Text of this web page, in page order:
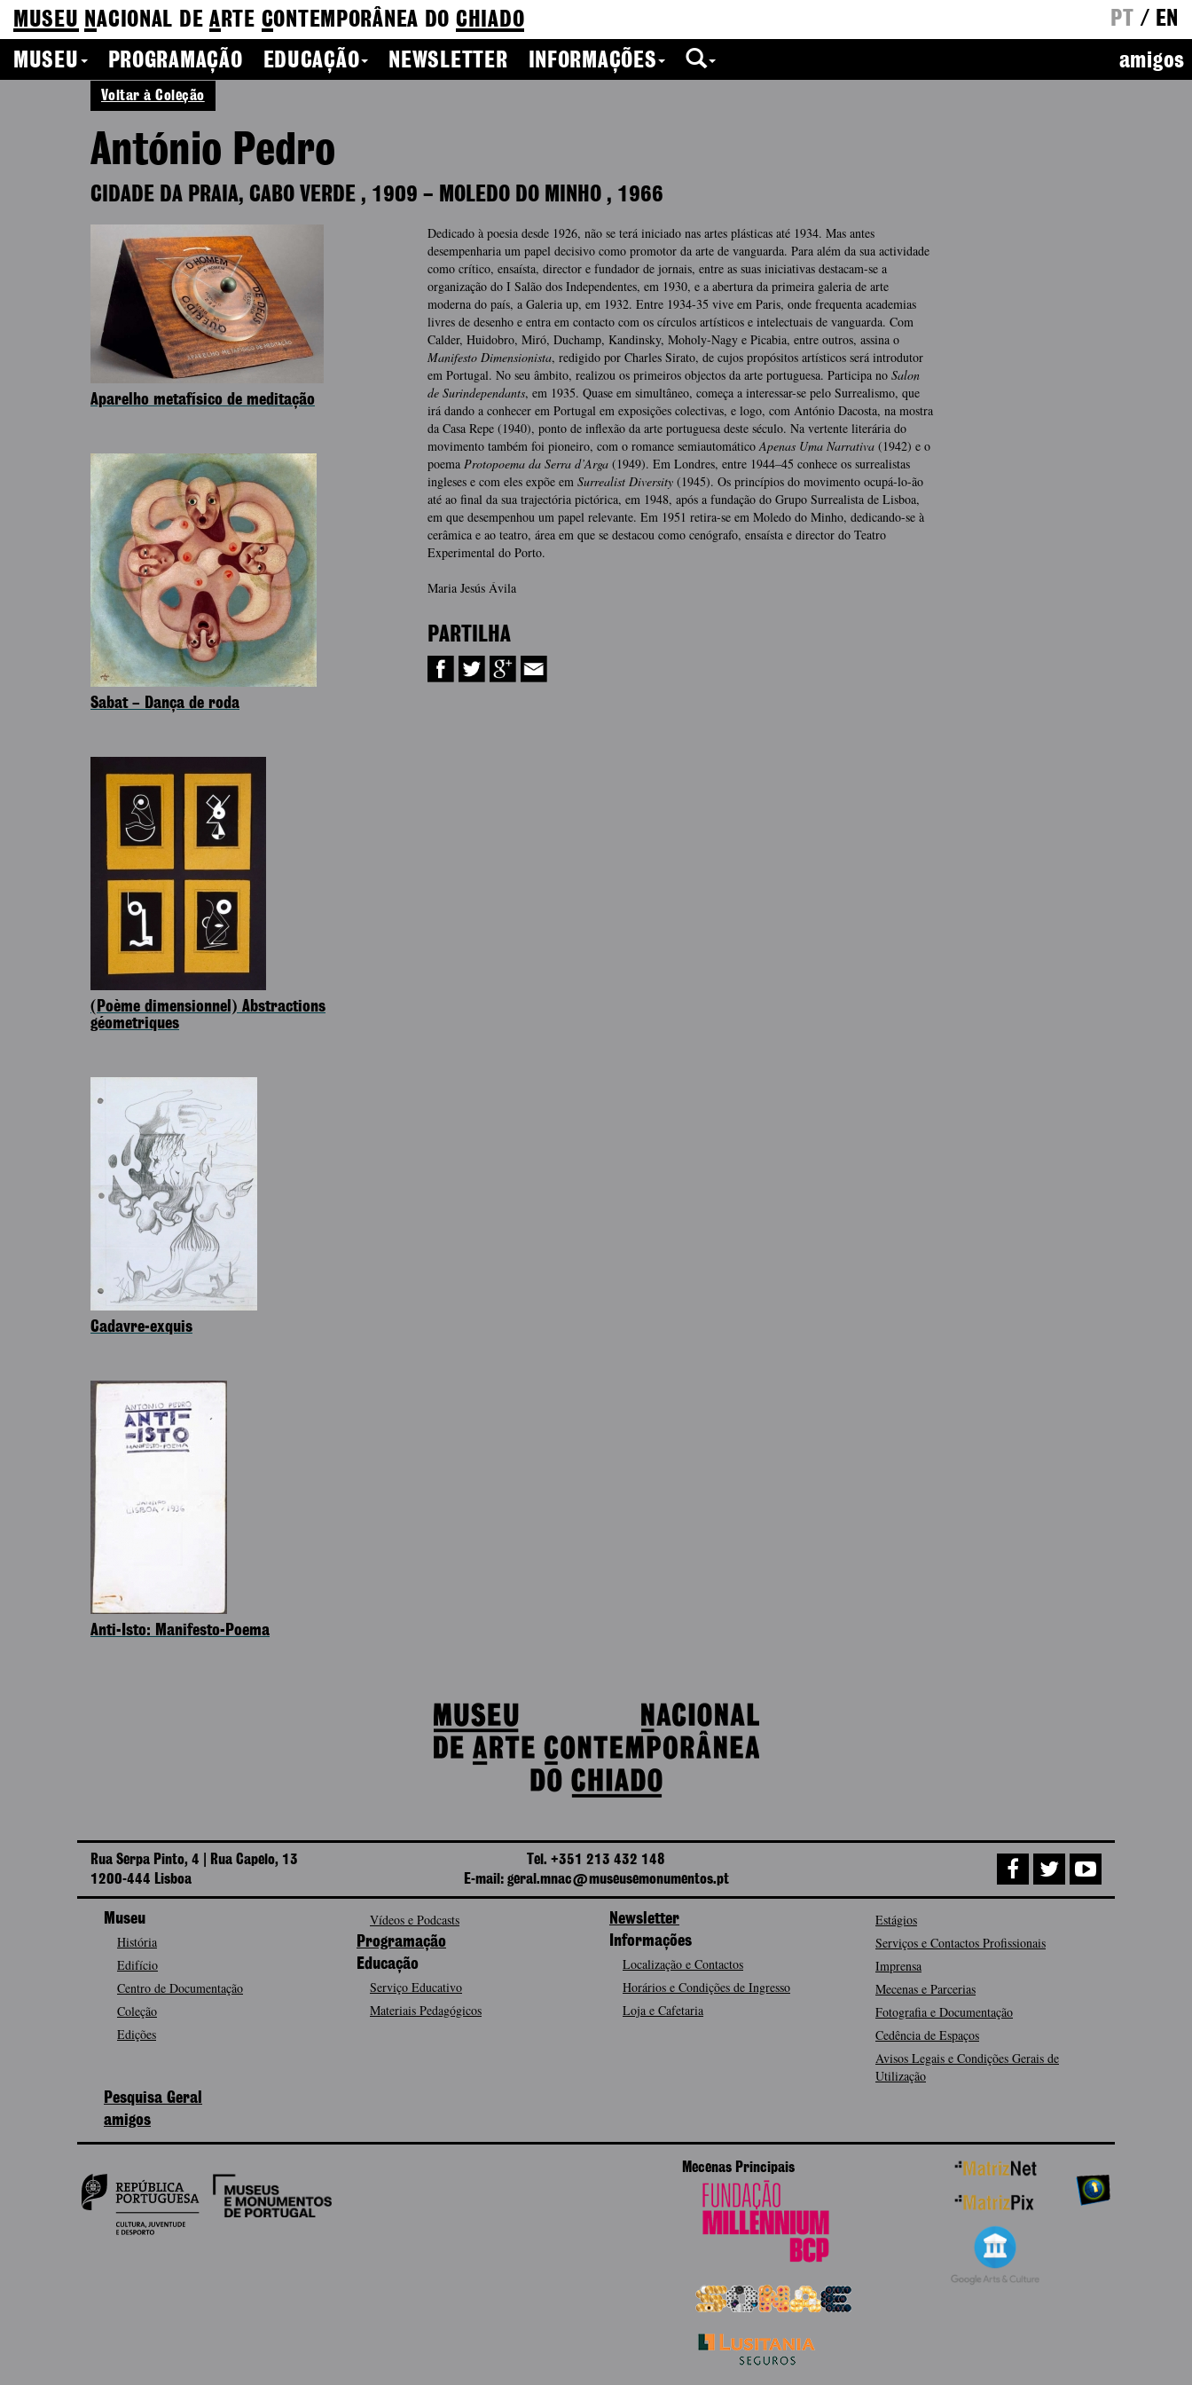
MUSEU NACIONAL DEA RTE CONTEMPORÂNEA DO CHIADO PT / EN
MUSEU
PROGRAMAÇÃO EDUCAÇÃO NEWSLETTER INFORMAÇÕES amigos
Voltar à Coleção
António Pedro
CIDADE DA PRAIA, CABO VERDE , 1909 – MOLEDO DO MINHO , 1966
Dedicado à poesia desde 1926, não se terá iniciado nas artes plásticas até 1934. Mas antes
desempenharia um papel decisivo como promotor da arte de vanguarda. Para além da sua actividade
como crítico, ensaísta, director e fundador de jornais, entre as suas iniciativas destacam-se a
organização do I Salão dos Independentes, em 1930, e a abertura da primeira galeria de arte
moderna do país, a Galeria up, em 1932. Entre 1934-35 vive em Paris, onde frequenta academias
livres de desenho e entra em contacto com os círculos artísticos e intelectuais de vanguarda. Com
Calder, Huidobro, Miró, Duchamp, Kandinsky, Moholy-Nagy e Picabia, entre outros, assina o
Manifesto Dimensionista, redigido por Charles Sirato, de cujos propósitos artísticos será introdutor
em Portugal. No seu âmbito, realizou os primeiros objectos da arte portuguesa. Participa no Salon
de Surindependants, em 1935. Quase em simultâneo, começa a interessar-se pelo Surrealismo, que
irá dando a conhecer em Portugal em exposições colectivas, e logo, com António Dacosta, na mostra
da Casa Repe (1940), ponto de inflexão da arte portuguesa deste século. Na vertente literária do
movimento também foi pioneiro, com o romance semiautomáticoApenas Uma Narrativa (1942) e o
poema Protopoema da Serra d’Arga (1949). Em Londres, entre 1944–45 conhece os surrealistas
ingleses e com eles expõe em Surrealist Diversity (1945). Os princípios do movimento ocupá-lo-ão
até ao final da sua trajectória pictórica, em 1948, após a fundação do Grupo Surrealista de Lisboa,
em que desempenhou um papel relevante. Em 1951 retira-se em Moledo do Minho, dedicando-se à
cerâmica e ao teatro, área em que se destacou como cenógrafo, ensaísta e director do Teatro
Experimental do Porto.
Maria Jesús Ávila
PARTILHA
Aparelho metafísico de meditação
Sabat – Dança de roda
(Poème dimensionnel) Abstractions
géometriques
Cadavre-exquis
Anti-Isto: Manifesto-Poema
Rua Serpa Pinto, 4 | Rua Capelo, 13
1200-444 Lisboa
Tel. +351 213 432 148
E-mail: geral.mnac@museusemonumentos.pt
Museu
História
Edifício
Centro de Documentação
Coleção
Edições
Vídeos e Podcasts
Programação
Educação
Serviço Educativo
Materiais Pedagógicos
Newsletter
Informações
Localização e Contactos
Horários e Condições de Ingresso
Loja e Cafetaria
Estágios
Serviços e Contactos Profissionais
Imprensa
Mecenas e Parcerias
Fotografia e Documentação
Cedência de Espaços
Avisos Legais e Condições Gerais de
Utilização
Pesquisa Geral
amigos
Mecenas Principais